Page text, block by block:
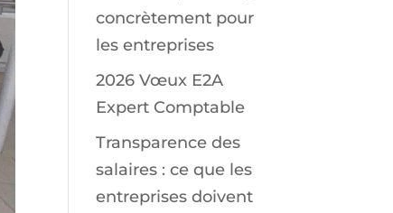
concrètement pour
les entreprises
2026 Vœux E2A
Expert Comptable
Transparence des
salaires : ce que les
entreprises doivent